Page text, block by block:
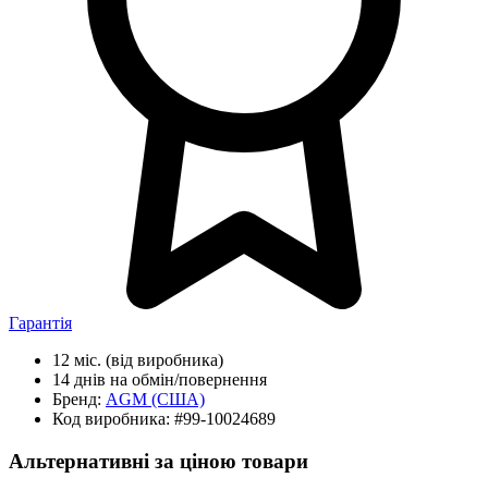
Гарантія
12 міс. (від виробника)
14 днів на обмін/повернення
Бренд: AGM (США)
Код виробника: #99-10024689
Альтернативні за ціною товари